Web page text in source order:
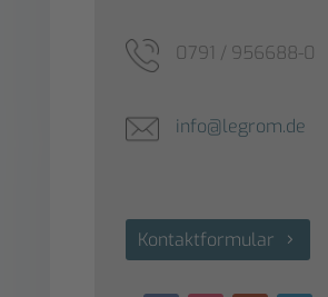
0791 / 956688-0
info@legrom.de
Kontaktformular